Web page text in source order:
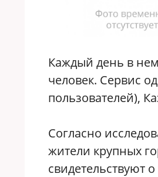
Каждый день в
человек. Сервис
пользователей),
Согласно
жители крупных
свидетельствуют